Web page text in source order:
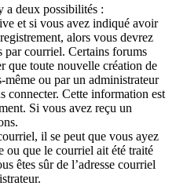
a deux possibilités :
et si vous avez indiqué avoir
alors vous devrez
par courriel. Certains forums
que toute nouvelle création de
ou par un administrateur
connecter. Cette information est
Si vous avez reçu un
il se peut que vous ayez
ou que le courriel ait été traité
êtes sûr de l’adresse courriel